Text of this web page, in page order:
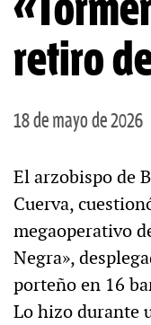
retiro
18 de mayo de 2026
El arzobispo de
Cuerva,
megaoperativo
Negra»,
porteño en 16
Lo hizo durante